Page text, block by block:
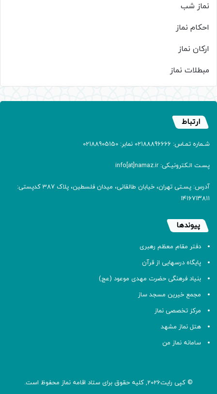
نماز شب
احکام نماز
ارکان نماز
مبطلات نماز
ارتباط
شـماره تمـاس: 02188896666 نمابر: 02188905150
پسـت الـکترونیـکی: info[at]namaz.ir
آدرس: پسـتی تهران، خیابان طالقانی، میدان فلسطین، پلاک 387 کدپستی:
۱۴۱۶۷۱۳۸۱۱
پیوندها
دفتر مقام معظم رهبری
پایگاه درسهایی از قرآن
بنیاد فرهنگی حضرت مهدی موعود (عج)
مجمع خیرین مسجد ساز
مرکز تخصصی نماز
هتل نماز مشهد
سامانه نماز من
© کپی رایت2026, کلیه حقوق برای ستاد اقامه نماز محفوظ است.